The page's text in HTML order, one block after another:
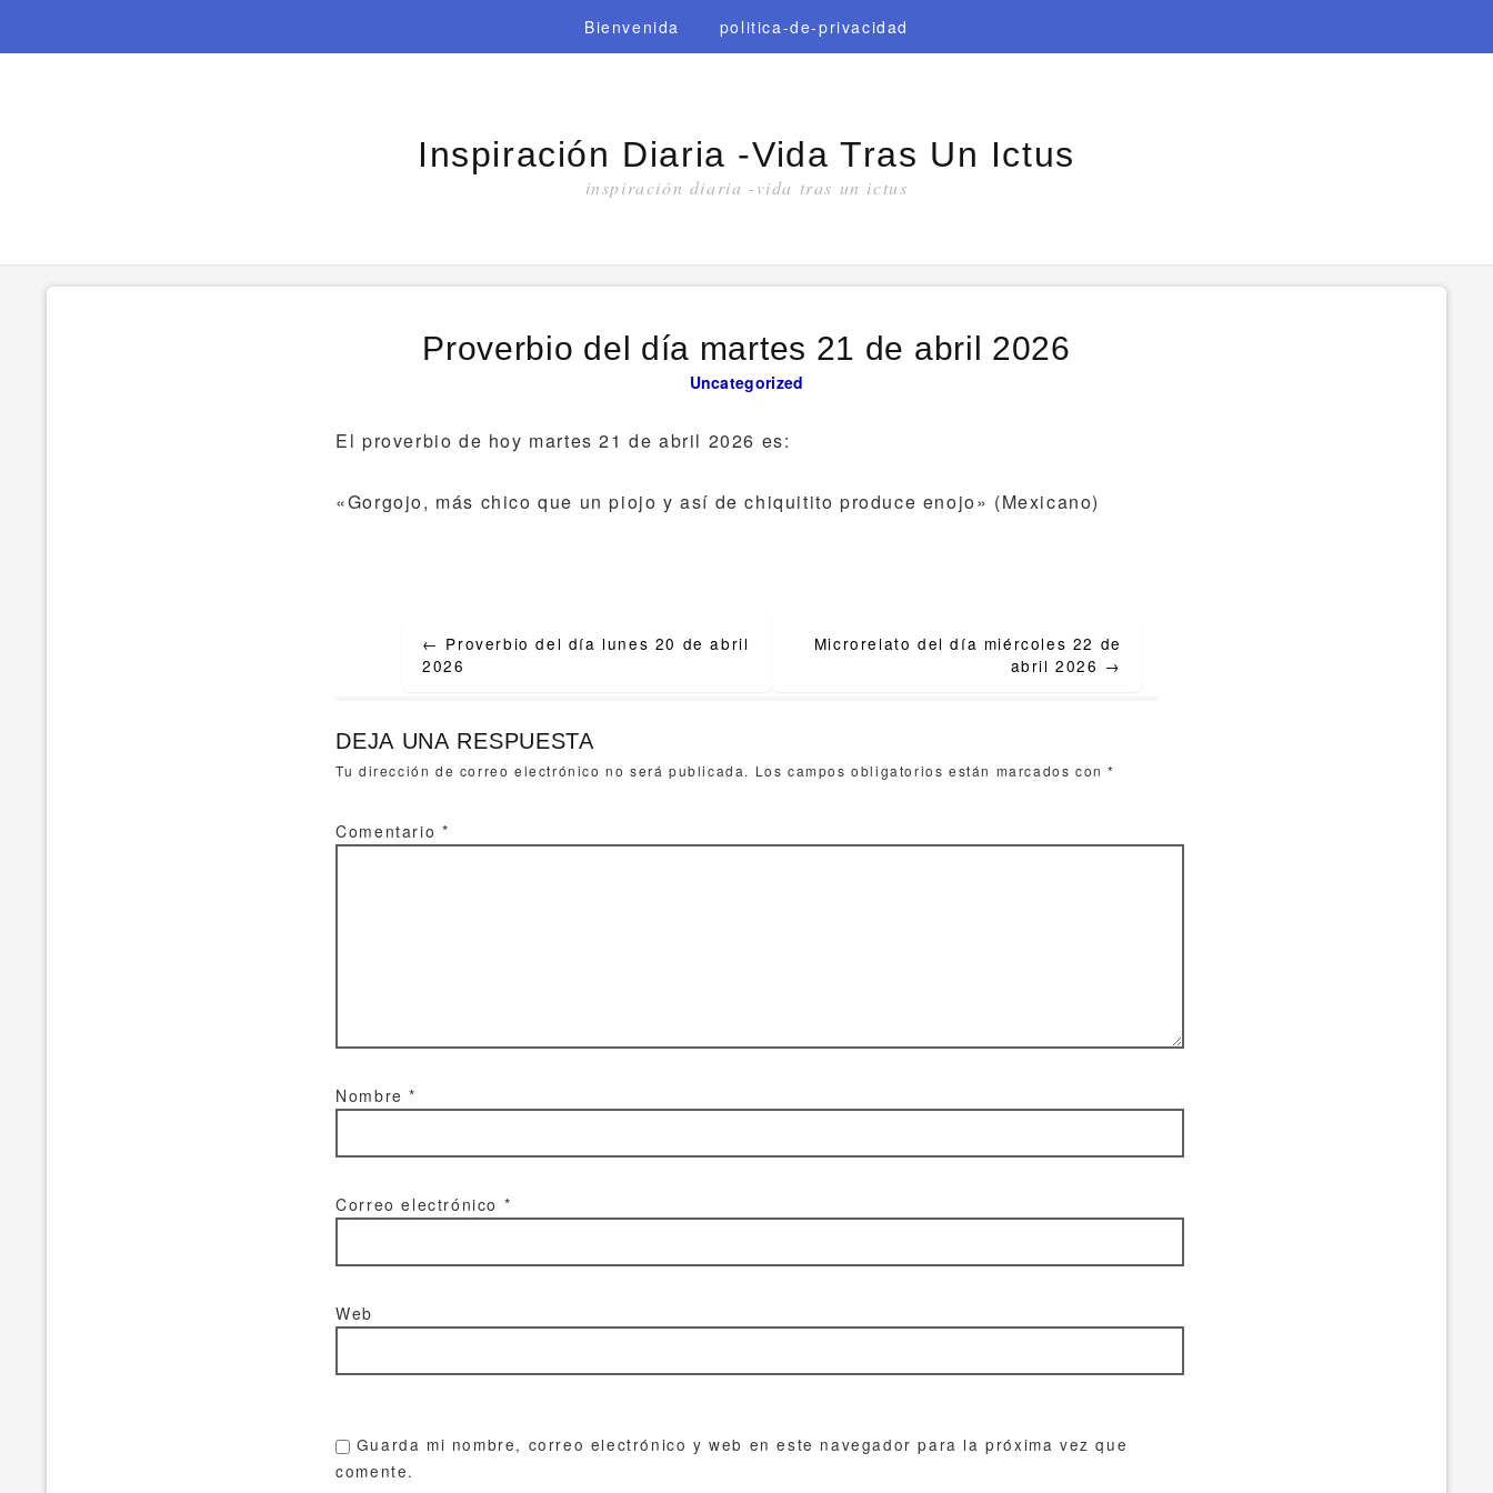
Bienvenida politica-de-privacidad
Inspiración Diaria -vida Tras Un Ictus
inspiración diaria -vida tras un ictus
Proverbio del día martes 21 de abril 2026
Uncategorized
El proverbio de hoy martes 21 de abril 2026 es:
«Gorgojo, más chico que un piojo y así de chiquitito produce enojo» (Mexicano)
navigation
← Proverbio del día lunes 20 de abril
2026
Microrelato del día miércoles 22 de
abril 2026 →
DEJA UNA RESPUESTA
Tu dirección de correo electrónico no será publicada. Los campos obligatorios están marcados con*
Comentario *
Nombre*
Correo electrónico *
Web
Guarda mi nombre, correo electrónico y web en este navegador para la próxima vez que
comente.